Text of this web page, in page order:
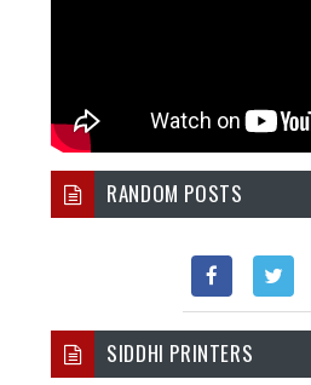
RANDOM POSTS
Fac
Ebo
Twi
SIDDHI PRINTERS